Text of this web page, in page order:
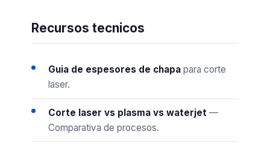
Recursos tecnicos
Guia de espesores de chapa para corte
laser.
Corte laser vs plasma vs waterjet —
Comparativa de procesos.